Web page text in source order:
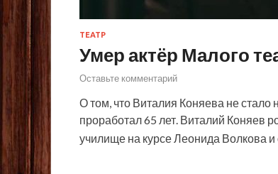
ТЕАТР
Умер актёр Малого
Оставьте комментарий
О том, что Виталия Коняева не стало
проработал 65 лет. Виталий Коняев
училище на курсе Леонида Волкова